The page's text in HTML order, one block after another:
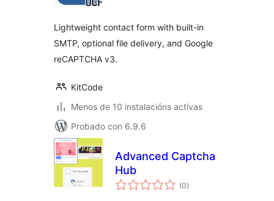
Lightweight contact form with built-in
SMTP, optional file delivery, and Google
reCAPTCHA v3.
KitCode
Menos de 10 instalacións activas
Probado con 6.9.6
Advanced Captcha
Hub
(0valoracións
totais
)